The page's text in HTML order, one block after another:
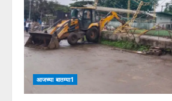
आजच्या बातम्या1